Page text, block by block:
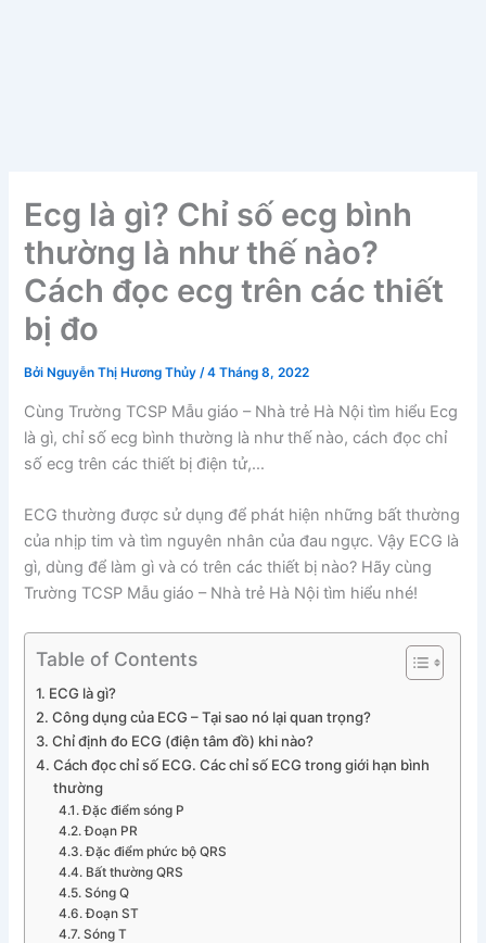
Ecg là gì? Chỉ số ecg bình
thường là như thế nào?
Cách đọc ecg trên các thiết
bị đo
Bởi Nguyễn Thị Hương Thủy/4 Tháng 8, 2022
Cùng Trường TCSP Mẫu giáo – Nhà trẻ Hà Nội tìm hiểu Ecg
là gì, chỉ số ecg bình thường là như thế nào, cách đọc chỉ
số ecg trên các thiết bị điện tử,…
ECG thường được sử dụng để phát hiện những bất thường
của nhịp tim và tìm nguyên nhân của đau ngực. Vậy ECG là
gì, dùng để làm gì và có trên các thiết bị nào? Hãy cùng
Trường TCSP Mẫu giáo – Nhà trẻ Hà Nội tìm hiểu nhé!
Table of Contents
ECG là gì?
Công dụng của ECG – Tại sao nó lại quan trọng?
Chỉ định đo ECG (điện tâm đồ) khi nào?
Cách đọc chỉ số ECG. Các chỉ số ECG trong giới hạn bình
thường
Đặc điểm sóng P
Đoạn PR
Đặc điểm phức bộ QRS
Bất thường QRS
Sóng Q
Đoạn ST
Sóng T